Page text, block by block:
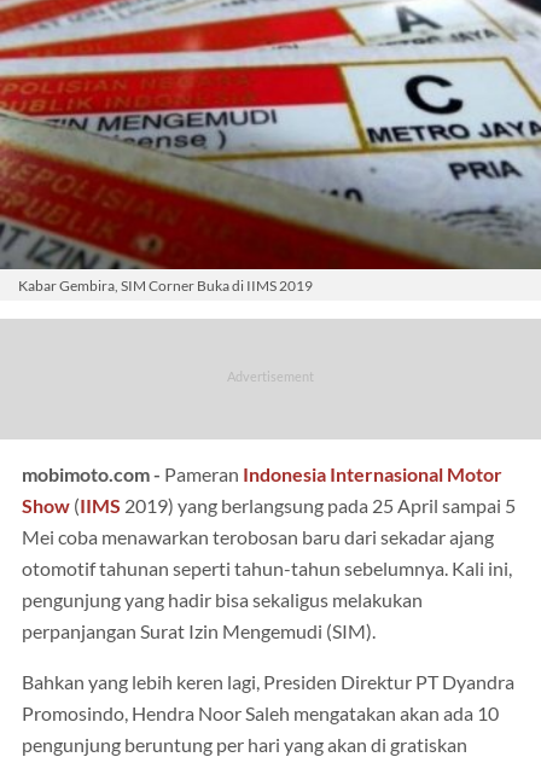
Kabar Gembira, SIM Corner Buka di IIMS 2019
mobimoto.com - Pameran Indonesia Internasional Motor
Show (IIMS 2019) yang berlangsung pada 25 April sampai 5
Mei coba menawarkan terobosan baru dari sekadar ajang
otomotif tahunan seperti tahun-tahun sebelumnya. Kali ini,
pengunjung yang hadir bisa sekaligus melakukan
perpanjangan Surat Izin Mengemudi (SIM).
Bahkan yang lebih keren lagi, Presiden Direktur PT Dyandra
Promosindo, Hendra Noor Saleh mengatakan akan ada 10
pengunjung beruntung per hari yang akan di gratiskan